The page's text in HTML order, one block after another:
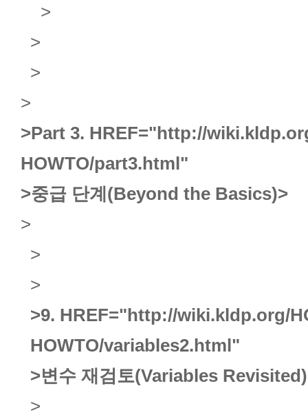
>
>
>
>
>Part 3. HREF="http://
HOWTO/part3.html"
>중급 단계(Beyond the Basics)>
>
>
>
>9. HREF="http://wiki.kldp.org/
HOWTO/variables2.html"
>변수 재검토(Variables Revisited)
>